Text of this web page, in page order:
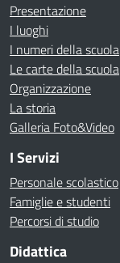
Presentazione
I luoghi
I numeri della scuola
Le carte della scuola
Organizzazione
La storia
Galleria Foto&Video
I Servizi
Personale scolastico
Famiglie e studenti
Percorsi di studio
Didattica